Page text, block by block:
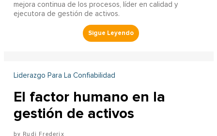
mejora continua de los procesos, líder en calidad y
ejecutora de gestión de activos.
Liderazgo Para La Confiabilidad
El factor humano en la
gestión de activos
Rudi Frederix